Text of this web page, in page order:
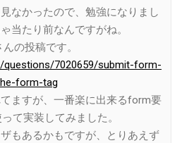
なかったので、勉強になりまし
当たり前なんですがね。
の投稿です。
7020659/submit-form-
form-tag
ますが、一番楽に出来るform要
て実装してみました。
もあるかもですが、とりあえず